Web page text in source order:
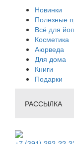
Новинки
Полезные
Всё для
Косметика
Аюрведа
Для дома
Книги
Подарки
РАССЫЛКА